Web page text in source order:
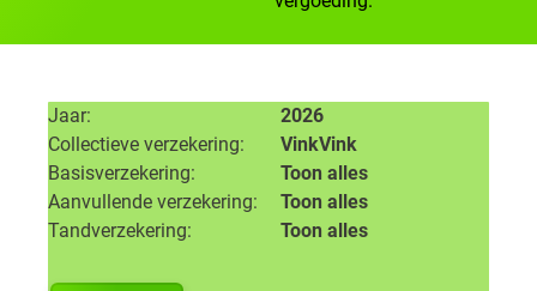
Jaar
2026
Collectieve verzekering
VinkVink
Basisverzekering
Toon alles
Aanvullende verzekering
Toon alles
Tandverzekering
Toon alles